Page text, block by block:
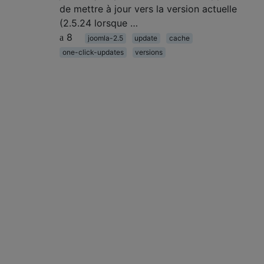
de mettre à jour vers la version actuelle
(2.5.24 lorsque …
8
joomla-2.5 update
cache
one-click-updates
versions